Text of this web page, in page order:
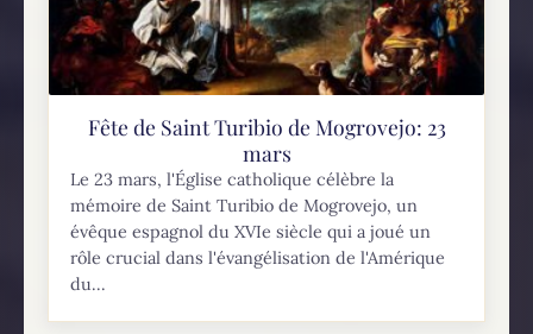
Fête de Saint Turibio de Mogrovejo: 23
mars
Le 23 mars, l'Église catholique célèbre la
mémoire de Saint Turibio de Mogrovejo, un
évêque espagnol du XVIe siècle qui a joué un
rôle crucial dans l'évangélisation de l'Amérique
du...